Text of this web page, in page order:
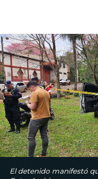
El detenido manifestó